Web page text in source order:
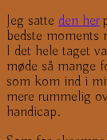
Jeg satte den her
bedste moments
I det hele taget
møde så mange
som kom ind i
mere rummelig
handicap.